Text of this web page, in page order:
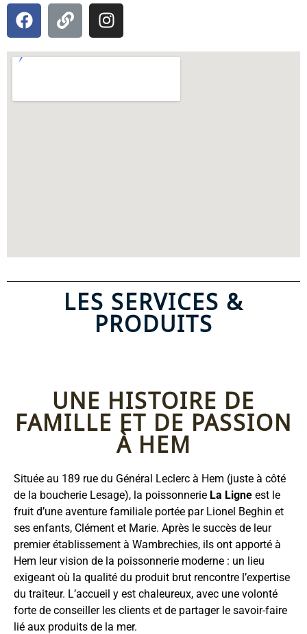
LES SERVICES &
PRODUITS
UNE HISTOIRE DE
FAMILLE ET DE PASSION
À HEM
Située au 189 rue du Général Leclerc à Hem (juste à côté
de la boucherie Lesage), la poissonnerie La Ligne est le
fruit d’une aventure familiale portée par Lionel Beghin et
ses enfants, Clément et Marie. Après le succès de leur
premier établissement à Wambrechies, ils ont apporté à
Hem leur vision de la poissonnerie moderne : un lieu
exigeant où la qualité du produit brut rencontre l’expertise
du traiteur. L’accueil y est chaleureux, avec une volonté
forte de conseiller les clients et de partager le savoir-faire
lié aux produits de la mer.